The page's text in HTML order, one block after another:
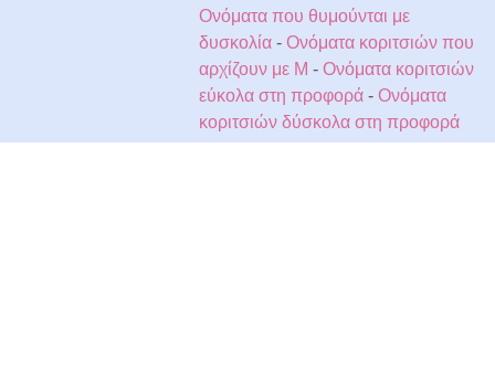
Ονόματα που θυμούνται με
δυσκολία - Ονόματα κοριτσιών που
αρχίζουν με M - Ονόματα κοριτσιών
εύκολα στη προφορά - Ονόματα
κοριτσιών δύσκολα στη προφορά